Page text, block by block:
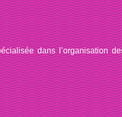
dans l’organisation